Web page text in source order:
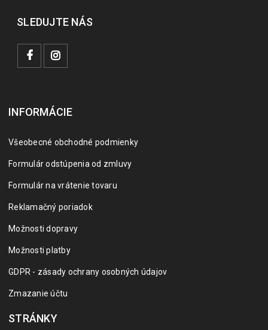
SLEDUJTE NÁS
INFORMÁCIE
Všeobecné obchodné podmienky
Formulár odstúpenia od zmluvy
Formulár na vrátenie tovaru
Reklamačný poriadok
Možnosti dopravy
Možnosti platby
GDPR - zásady ochrany osobných údajov
Zmazanie účtu
STRÁNKY